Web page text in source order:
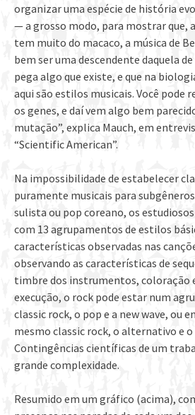
organizar uma espécie de história
— a grosso modo, para mostrar que,
tem muito do macaco, a música de
bem ser uma descendente daquela de
pega algo que existe, e que na
aqui são estilos musicais. Você pode
os genes, e daí vem algo bem
mutação”, explica Mauch, em
“Scientific American”.
Na impossibilidade de estabelecer
puramente musicais para
sulista ou pop coreano, os
com 13 agrupamentos de estilos
características observadas nas
observando as características de
timbre dos instrumentos, coloração
execução, o rock pode estar num
classic rock, o pop e a new wave, ou
mesmo classic rock, o alternativo e o
Contingências científicas de um
grande complexidade.
Resumido em um gráfico (acima),